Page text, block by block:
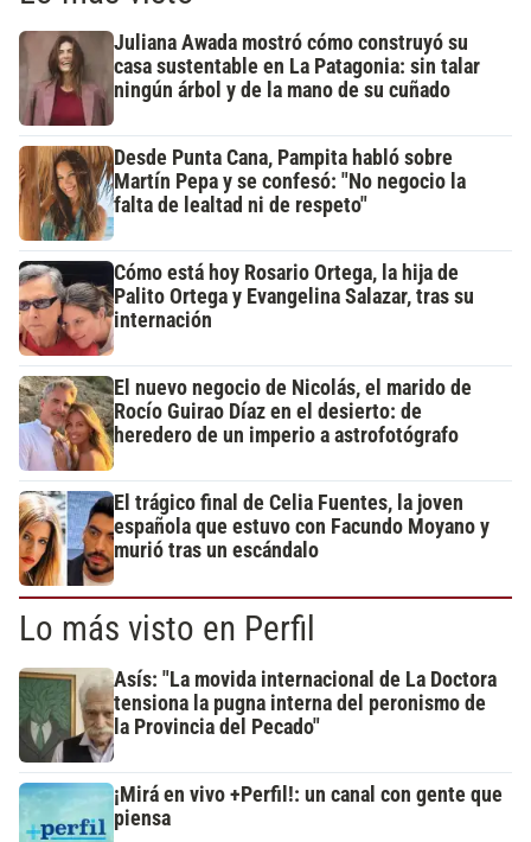
Juliana Awada mostró cómo construyó su
casa sustentable en La Patagonia: sin talar
ningún árbol y de la mano de su cuñado
Desde Punta Cana, Pampita habló sobre
Martín Pepa y se confesó: "No negocio la
falta de lealtad ni de respeto"
Cómo está hoy Rosario Ortega, la hija de
Palito Ortega y Evangelina Salazar, tras su
internación
El nuevo negocio de Nicolás, el marido de
Rocío Guirao Díaz en el desierto: de
heredero de un imperio a astrofotógrafo
El trágico final de Celia Fuentes, la joven
española que estuvo con Facundo Moyano y
murió tras un escándalo
Lo más visto en Perfil
Asís: "La movida internacional de La Doctora
tensiona la pugna interna del peronismo de
la Provincia del Pecado"
¡Mirá en vivo +Perfil!: un canal con gente que
piensa